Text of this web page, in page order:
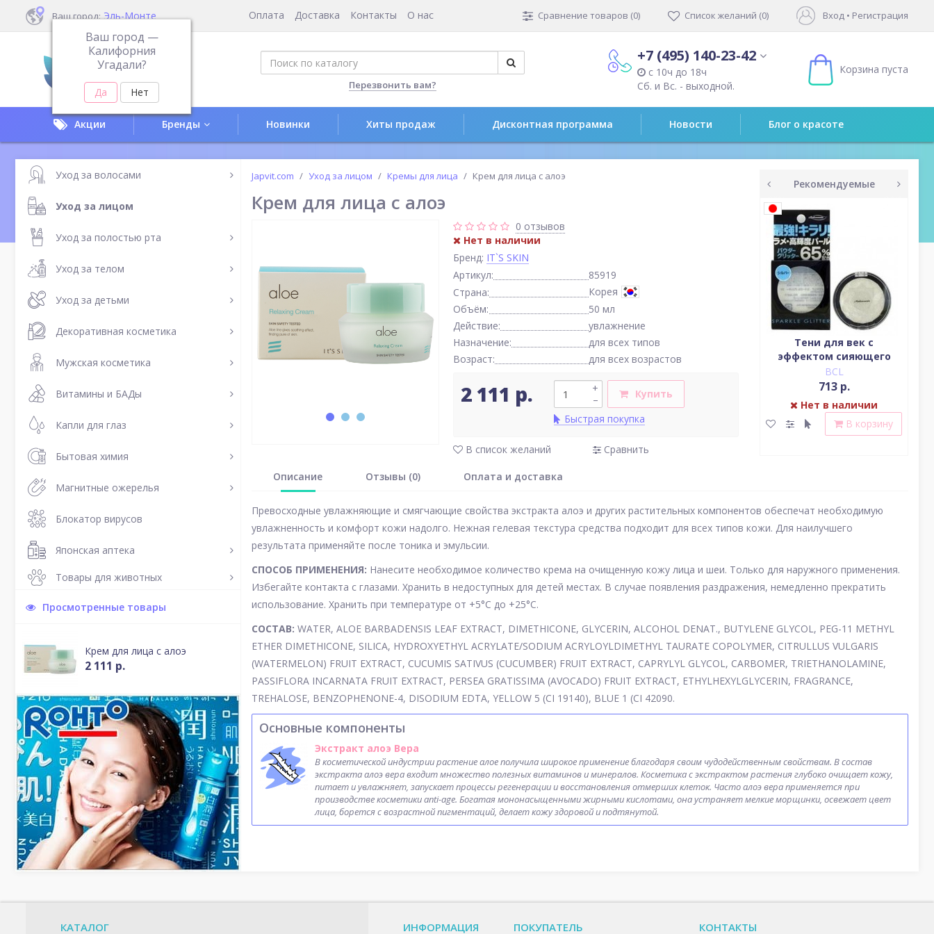
Ваш город: Эль-Монте
Ваш город —
Калифорния
Угадали?
Оплата Доставка Контакты О нас Сравнение товаров (0) Список желаний (0) Вход • Регистрация
Перезвонить вам?
+7 (495) 140-23-42
с 10ч до 18ч
Сб. и Вс. - выходной.
Корзина пуста
Акции Бренды Новинки Хиты продаж Дисконтная программа Новости Блог о красоте
Уход за волосами
Уход за лицом
Уход за полостью рта
Уход за телом
Уход за детьми
Декоративная косметика
Мужская косметика
Витамины и БАДы
Капли для глаз
Бытовая химия
Магнитные ожерелья
Блокатор вирусов
Японская аптека
Товары для животных
Просмотренные товары
Крем для лица с алоэ
2 111 р.
Japvit.com Уход за лицом Кремы для лица Крем для лица с алоэ
Крем для лица с алоэ
0 отзывов
Нет в наличии
Бренд: IT`S SKIN
Артикул:
85919
Страна:
Корея
Объём:
50 мл
Действие:
увлажнение
Назначение:
для всех типов
Возраст:
для всех возрастов
2 111 р. –
+
Купить
Быстрая покупка
В список желаний Сравнить
Рекомендуемые
Водостойкая жидкая
подводка (цвет
насыщенный черный)
Нет в наличии
Тени для век c
эффектом сияющего
блеска (серебро)
BCL
713 р.
Нет в наличии
В корзину
Описание Отзывы (0) Оплата и доставка
Превосходные увлажняющие и смягчающие свойства экстракта алоэ и других растительных компонентов обеспечат необходимую
увлажненность и комфорт кожи надолго. Нежная гелевая текстура средства подходит для всех типов кожи. Для наилучшего
результата применяйте после тоника и эмульсии.
СПОСОБ ПРИМЕНЕНИЯ: Нанесите необходимое количество крема на очищенную кожу лица и шеи. Только для наружного применения.
Избегайте контакта с глазами. Хранить в недоступных для детей местах. В случае появления раздражения, немедленно прекратить
использование. Хранить при температуре от +5°С до +25°С.
СОСТАВ: WATER, ALOE BARBADENSIS LEAF EXTRACT, DIMETHICONE, GLYCERIN, ALCOHOL DENAT., BUTYLENE GLYCOL, PEG-11 METHYL
ETHER DIMETHICONE, SILICA, HYDROXYETHYL ACRYLATE/SODIUM ACRYLOYLDIMETHYL TAURATE COPOLYMER, CITRULLUS VULGARIS
(WATERMELON) FRUIT EXTRACT, CUCUMIS SATIVUS (CUCUMBER) FRUIT EXTRACT, CAPRYLYL GLYCOL, CARBOMER, TRIETHANOLAMINE,
PASSIFLORA INCARNATA FRUIT EXTRACT, PERSEA GRATISSIMA (AVOCADO) FRUIT EXTRACT, ETHYLHEXYLGLYCERIN, FRAGRANCE,
TREHALOSE, BENZOPHENONE-4, DISODIUM EDTA, YELLOW 5 (CI 19140), BLUE 1 (CI 42090.
Основные компоненты
Экстракт алоэ Вера
В косметической индустрии растение алое получила широкое применение благодаря своим чудодейственным свойствам. В состав
экстракта алоэ вера входит множество полезных витаминов и минералов. Косметика с экстрактом растения глубоко очищает кожу,
питает и увлажняет, запускает процессы регенерации и восстановления отмерших клеток. Часто алоэ вера применяется при
производстве косметики anti-age. Богатая мононасыщенными жирными кислотами, она устраняет мелкие морщинки, освежает цвет
лица, борется с возрастной пигментаций, делает кожу здоровой и подтянутой.
КАТАЛОГ ИНФОРМАЦИЯ ПОКУПАТЕЛЬ КОНТАКТЫ